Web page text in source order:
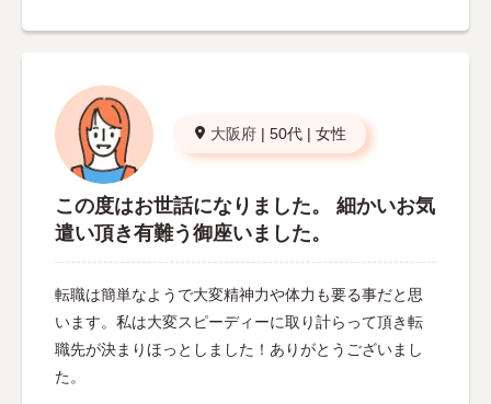
大阪府 | 50代 | 女性
この度はお世話になりました。 細かいお気
遣い頂き有難う御座いました。
転職は簡単なようで大変精神力や体力も要る事だと思
います。私は大変スピーディーに取り計らって頂き転
職先が決まりほっとしました！ありがとうございまし
た。